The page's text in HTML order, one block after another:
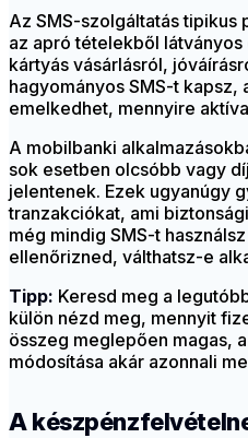
Az SMS-szolgáltatás tipikus
az apró tételekből látványos
kártyás vásárlásról,
hagyományos SMS-t
emelkedhet, mennyire
A mobilbanki
sok esetben olcsóbb vagy
jelentenek. Ezek ugyanúgy
tranzakciókat, ami
még mindig SMS-t
ellenőrizned, válthatsz-e
Tipp: Keresd meg a
külön nézd meg, mennyit
összeg meglepően magas,
módosítása akár azonnali
A